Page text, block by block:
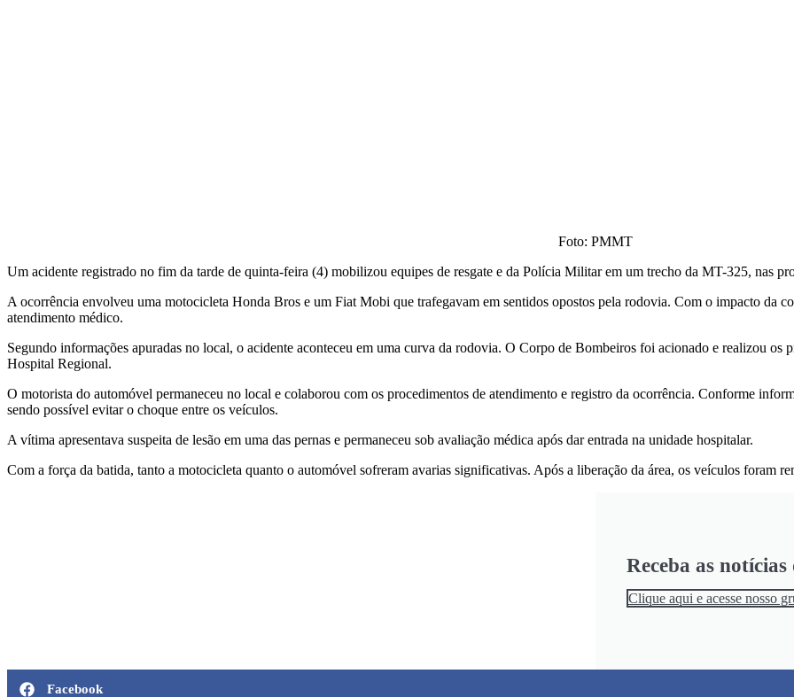
Foto: PMMT
Um acidente registrado no fim da tarde de quinta-feira (4) mobilizou equipes de resgate e da Polícia Militar em um trecho da MT-325, nas
A ocorrência envolveu uma motocicleta Honda Bros e um Fiat Mobi que trafegavam em sentidos opostos pela rodovia. Com o impacto da
atendimento médico.
Segundo informações apuradas no local, o acidente aconteceu em uma curva da rodovia. O Corpo de Bombeiros foi acionado e realizou os
Hospital Regional.
O motorista do automóvel permaneceu no local e colaborou com os procedimentos de atendimento e registro da ocorrência. Conforme
sendo possível evitar o choque entre os veículos.
A vítima apresentava suspeita de lesão em uma das pernas e permaneceu sob avaliação médica após dar entrada na unidade hospitalar.
Com a força da batida, tanto a motocicleta quanto o automóvel sofreram avarias significativas. Após a liberação da área, os veículos foram
Receba as
Clique aqui e acesse nosso
Facebook